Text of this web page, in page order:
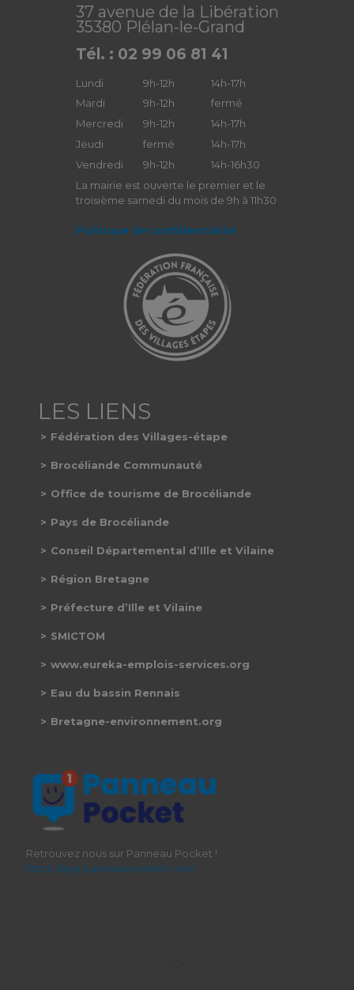
37 avenue de la Libération
35380 Plélan-le-Grand
Tél. : 02 99 06 81 41
Lundi 9h-12h
14h-17h
Mardi
9h-12h
fermé
Mercredi
9h-12h
14h-17h
Jeudi
fermé
14h-17h
Vendredi
9h-12h
14h-16h30
La mairie est ouverte le premier et le
troisième samedi du mois de 9h à 11h30
Politique de confidentialité
Fédération des Villages-étape
Brocéliande Communauté
Office de tourisme de Brocéliande
Pays de Brocéliande
Conseil Départemental d’Ille et Vilaine
Région Bretagne
Préfecture d’Ille et Vilaine
SMICTOM
www.eureka-emplois-services.org
Eau du bassin Rennais
Bretagne-environnement.org
Retrouvez nous sur Panneau Pocket !
https://app.panneaupocket.com/